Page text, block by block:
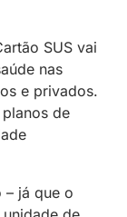
SUS vai
nas
e privados.
de
– já que o